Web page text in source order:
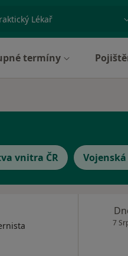
nemoc nebo
termíny
vnitra ČR
7